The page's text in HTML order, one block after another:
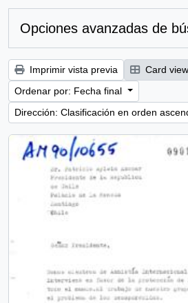
Opciones avanzadas de
Imprimir vista previa Card view
Ordenar por: Fecha final
Dirección: Clasificación en orden